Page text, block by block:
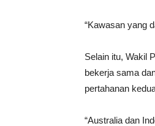
“Kawasan yang
Selain itu, Wakil
bekerja sama
pertahanan
“Australia dan